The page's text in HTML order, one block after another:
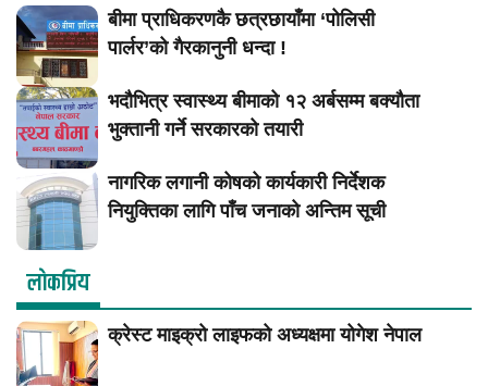
बीमा प्राधिकरणकै छत्रछायाँमा ‘पोलिसी
पार्लर’को गैरकानुनी धन्दा !
भदौभित्र स्वास्थ्य बीमाको १२ अर्बसम्म बक्यौता
भुक्तानी गर्ने सरकारको तयारी
नागरिक लगानी कोषको कार्यकारी निर्देशक
नियुक्तिका लागि पाँच जनाको अन्तिम सूची
लाेकप्रिय
क्रेस्ट माइक्रो लाइफको अध्यक्षमा योगेश नेपाल